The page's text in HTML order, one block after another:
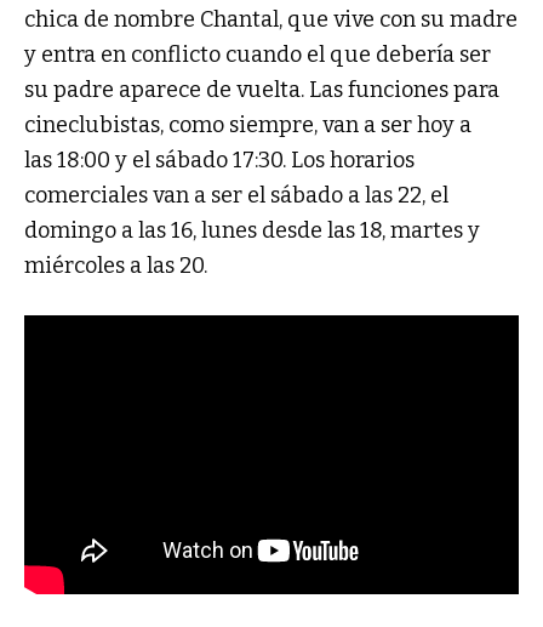
chica de nombre Chantal, que vive con su madre
y entra en conflicto cuando el que debería ser
su padre aparece de vuelta. Las funciones para
cineclubistas, como siempre, van a ser hoy a
las 18:00 y el sábado 17:30. Los horarios
comerciales van a ser el sábado a las 22, el
domingo a las 16, lunes desde las 18, martes y
miércoles a las 20.